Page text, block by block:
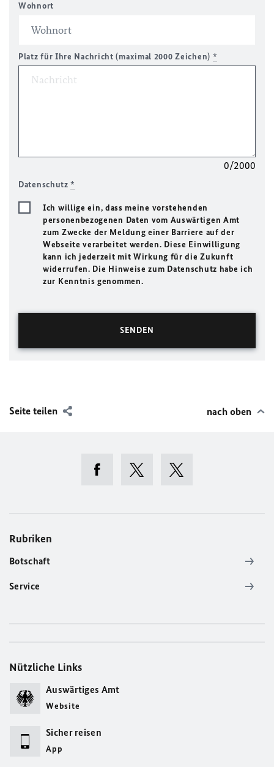
Wohnort
Platz für Ihre Nachricht (maximal 2000 Zeichen) *
0/2000
Datenschutz*
Ich willige ein, dass meine vorstehenden
personenbezogenen Daten vom Auswärtigen Amt
zum Zwecke der Meldung einer Barriere auf der
Webseite verarbeitet werden. Diese Einwilligung
kann ich jederzeit mit Wirkung für die Zukunft
widerrufen. Die Hinweise zum Datenschutz habe ich
zur Kenntnis genommen.
Seite teilen nach oben
Rubriken
Botschaft
Service
Nützliche Links
Auswärtiges Amt
Website
Sicher reisen
App